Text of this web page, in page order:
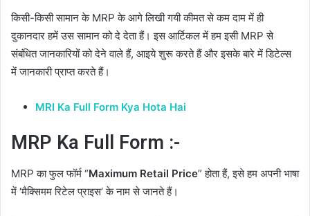
किसी-किसी सामान के MRP के आगे लिखी गयी कीमत से कम दाम में ही
दुकानदार हमें उस सामान को दे देता हैं। इस आर्टिकल में हम इसी MRP से
संबंधित जानकारियों को देने वाले हैं, आइये शुरू करते हैं और इसके बारे में डिटेल्स
में जानकारी प्राप्त करते हैं।
MRI Ka Full Form Kya Hota Hai
MRP Ka Full Form :-
MRP का फुल फॉर्म “Maximum Retail Price” होता हैं, इसे हम अपनी भाषा
में ‘मैक्सिमम रिटेल प्राइस’ के नाम से जानते हैं।